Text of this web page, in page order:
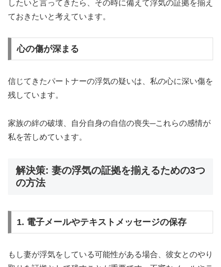
したいと言ってきたら、その時に備えて浮気の証拠を揃え
ておきたいと考えています。
心の傷が深まる
信じてきたパートナーの浮気の疑いは、私の心に深い傷を
残しています。
家族の絆の破壊、自分自身の自信の喪失─これらの感情が
私を苦しめています。
解決策: 妻の浮気の証拠を揃えるための3つ
の方法
1. 電子メールやテキストメッセージの保存
もし妻が浮気をしている可能性がある場合、彼女とのやり